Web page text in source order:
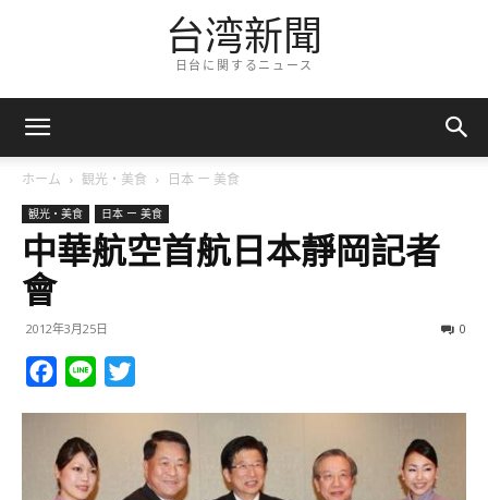
台湾新聞
日台に関するニュース
ホーム 観光・美食 日本 ー 美食
観光・美食 日本 ー 美食
中華航空首航日本靜岡記者
會
2012年3月25日 0
Facebook
Line